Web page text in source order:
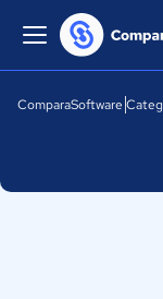
ComparaSoftware